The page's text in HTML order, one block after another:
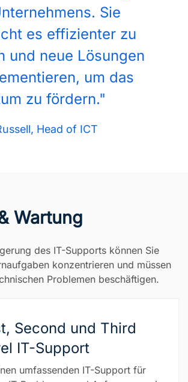
Sie
es effizienter zu
und neue Lösungen
um das
zu fördern."
Head of ICT
Wartung
des IT-Supports können Sie
konzentrieren und müssen
Problemen beschäftigen.
Second und Third
IT-Support
umfassenden IT-Support für